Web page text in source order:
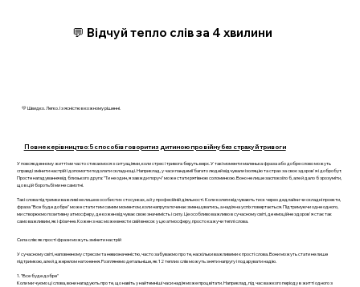
💬 Відчуй тепло слів за 4 хвилини
💛 Швидко. Легко. І з ясністю в кожному рішенні.
Повне керівництво: 5 способів говорити з дитиною про війну без страху й тривоги
У повсякденному житті ми часто стикаємося з ситуаціями, коли стрес і тривога беруть верх. У такі моменти маленька фраза або добре слово можуть
справді змінити настрій і допомогти подолати складнощі. Наприклад, у часи пандемії багато людей відчували ізоляцію та страх за своє здоров'я і добробут.
Просте нагадування від близького друга: "Ти не один, я завжди поруч" може стати рятівною соломинкою. Воно не лише заспокоїло б, але й дало б зрозуміти,
що в цій боротьбі ми не самотні.
Такі слова підтримки важливі не лише в особистих стосунках, а й у професійній діяльності. Коли колеги відчувають тиск через дедлайни чи складні проекти,
фраза "Все буде добре" може стати тим самим моментом, коли напруга починає зменшуватись, а надія на успіх повертається. Підтримуючи одне одного,
ми створюємо позитивну атмосферу, де кожен відчуває свою значимість і силу. Це особливо важливо в сучасному світі, де емоційне здоров'я стає так
само важливим, як і фізичне. Кожен з нас може внести свій внесок у цю атмосферу, просто кажучи теплі слова.
Сила слів: як прості фрази можуть змінити настрій
У сучасному світі, наповненому стресом та невизначеністю, часто забуваємо про те, наскільки важливими є прості слова. Вони можуть стати не лише
підтримкою, але й джерелом натхнення. Розглянемо детальніше, як 12 теплих слів можуть зняти напругу і подарувати надію.
1. "Все буде добре"
Коли ми чуємо ці слова, вони нагадують про те, що навіть у найтемніші часи надія може процвітати. Наприклад, під час важкого періоду в житті одного з